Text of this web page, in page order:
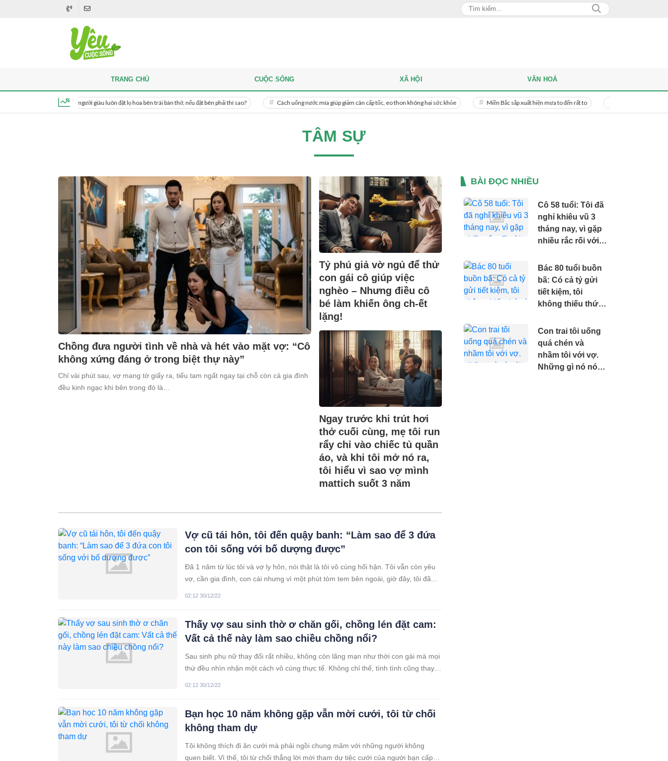
Khi thắp hương, người giàu luôn đặt lọ hoa bên trái bàn thờ, nếu đặt bên phải thì sao? Cách uống nước mía giúp giảm cân cấp tốc, eo thon không hại sức khỏe Miền Bắc sắp xuất hiện mưa to đến rất to Danh tính người phụ nữ bị
TRANG CHỦ CUỘC SỐNG XÃ HỘI VĂN HOÁ
TÂM SỰ
Chồng đưa người tình về nhà và hét vào mặt vợ: “Cô
không xứng đáng ở trong biệt thự này”
Chỉ vài phút sau, vợ mang tờ giấy ra, tiểu tam ngất ngay tại chỗ còn cả gia đình
đều kinh ngạc khi bên trong đó là…
Tỷ phú giả vờ ngủ để thử
con gái cô giúp việc
nghèo – Nhưng điều cô
bé làm khiến ông ch-ết
lặng!
Ngay trước khi trút hơi
thở cuối cùng, mẹ tôi run
rẩy chỉ vào chiếc tủ quần
áo, và khi tôi mở nó ra,
tôi hiểu vì sao vợ mình
mattich suốt 3 năm
Vợ cũ tái hôn, tôi đến quậy banh: “Làm sao để 3 đứa
con tôi sống với bố dượng được”
Đã 1 năm từ lúc tôi và vợ ly hôn, nói thật là tôi vô cùng hối hận. Tôi vẫn còn yêu
vợ, cần gia đình, con cái nhưng vì một phút tòm tem bên ngoài, giờ đây, tôi đã
02:12 30/12/22
Thấy vợ sau sinh thờ ơ chăn gối, chồng lén đặt cam:
Vất cả thế này làm sao chiều chồng nổi?
Sau sinh phụ nữ thay đổi rất nhiều, không còn lãng mạn như thời con gái mà mọi
thứ đều nhìn nhận một cách vô cùng thực tế. Không chỉ thế, tính tình cũng thay
02:12 30/12/22
Bạn học 10 năm không gặp vẫn mời cưới, tôi từ chối
không tham dự
Tôi không thích đi ăn cưới mà phải ngồi chung mâm với những người không
quen biết. Vì thế, tôi từ chối thẳng lời mời tham dự tiệc cưới của người bạn cấp
BÀI ĐỌC NHIỀU
Cô 58 tuổi: Tôi đã
nghỉ khiêu vũ 3
tháng nay, vì gặp
nhiều rắc rối với
Bác 80 tuổi buồn
bã: Có cả tỷ gửi
tiết kiệm, tôi
không thiếu thứ
muốn mình sớm
ra đi.
Con trai tôi uống
quá chén và
nhầm tôi với vợ.
Những gì nó nói